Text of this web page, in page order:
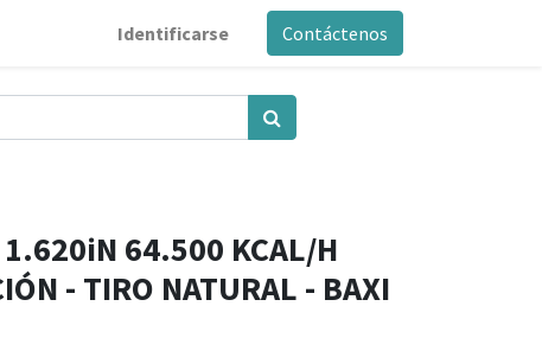
Identificarse Contáctenos
1.620iN 64.500 KCAL/H
- TIRO NATURAL - BAXI